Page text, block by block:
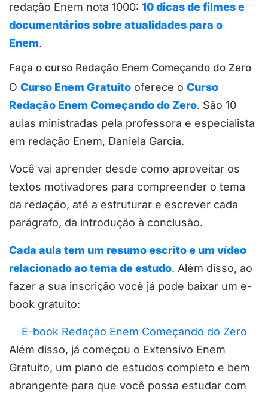
redação Enem nota 1000: 10 dicas de filmes e
documentários sobre atualidades para o
Enem.
Faça o curso Redação Enem Começando do Zero
O Curso Enem Gratuito oferece o Curso
Redação Enem Começando do Zero. São 10
aulas ministradas pela professora e especialista
em redação Enem, Daniela Garcia.
Você vai aprender desde como aproveitar os
textos motivadores para compreender o tema
da redação, até a estruturar e escrever cada
parágrafo, da introdução à conclusão.
Cada aula tem um resumo escrito e um vídeo
relacionado ao tema de estudo. Além disso, ao
fazer a sua inscrição você já pode baixar um e-
book gratuito:
E-book Redação Enem Começando do Zero
Além disso, já começou o Extensivo Enem
Gratuito, um plano de estudos completo e bem
abrangente para que você possa estudar com